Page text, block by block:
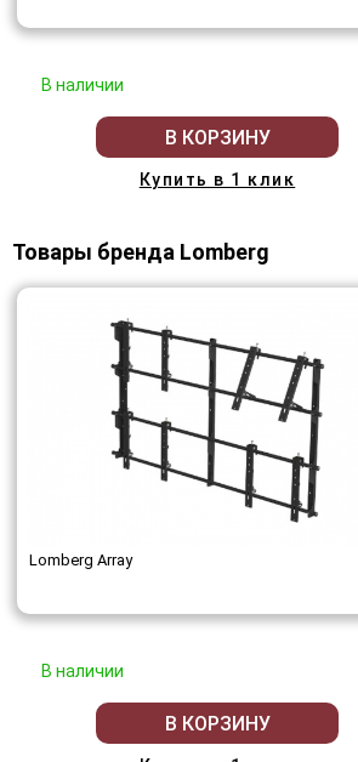
В наличии
В КОРЗИНУ
Купить в 1 клик
Товары бренда Lomberg
Lomberg Array
В наличии
В КОРЗИНУ